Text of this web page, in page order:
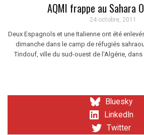
AQMI frappe au Sahara
24 octobre, 2011
Deux Espagnols et une Italienne ont été
dimanche dans le camp de réfugiés
Tindouf, ville du sud-ouest de l'Algérie, dans
Bluesky
LinkedIn
Twitter